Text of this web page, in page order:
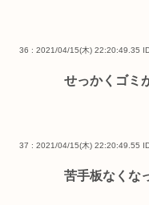
36 : 2021/04/15(木) 22:20:49.35
せっかくゴミ
37 : 2021/04/15(木) 22:20:49.55
苦手板なくな